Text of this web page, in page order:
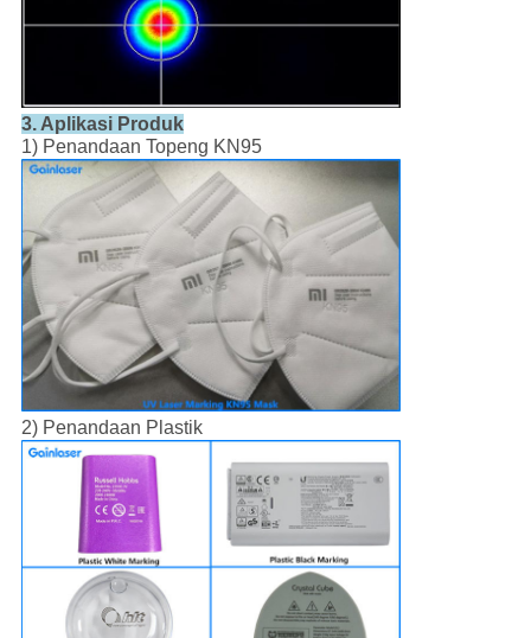
3. Aplikasi Produk
1) Penandaan Topeng KN95
2) Penandaan Plastik